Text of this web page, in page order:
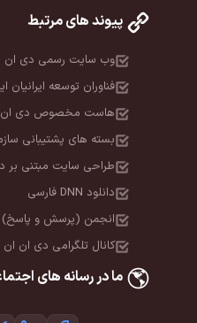
پیوند های مرتبط
وب سایت رسمی دی ان
فناوران توسعه ایرانیان
هاست مخصوص دی ان
بسته های پشتیبانی
طراحی سایت مبتنی بر
دانلود DNN فارسی
انجمن (پرسش و پاسخ)
کانال تلگرامی دی ان
ما در رسانه های